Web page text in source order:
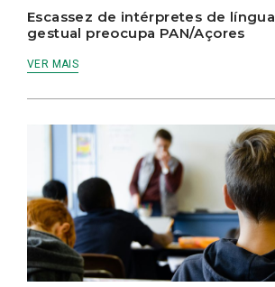
Escassez de intérpretes de língua
gestual preocupa PAN/Açores
VER MAIS